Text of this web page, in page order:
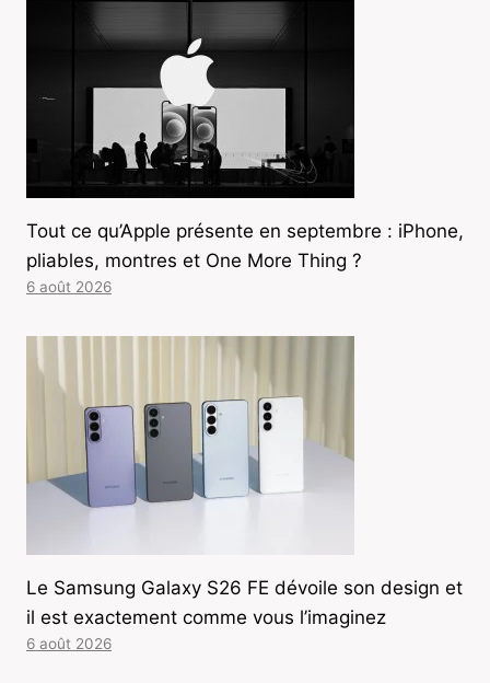
Tout ce qu’Apple présente en septembre : iPhone,
pliables, montres et One More Thing ?
6 août 2026
Le Samsung Galaxy S26 FE dévoile son design et
il est exactement comme vous l’imaginez
6 août 2026